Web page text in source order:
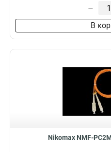
–
В
Nikomax NMF-